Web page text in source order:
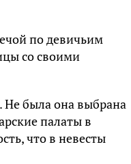
по девичьим
со своими
Не была она выбрана
палаты в
что в невесты